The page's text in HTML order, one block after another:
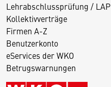
Lehrabschlussprüfung / LAP
Kollektivverträge
Firmen A-Z
Benutzerkonto
eServices der WKO
Betrugswarnungen